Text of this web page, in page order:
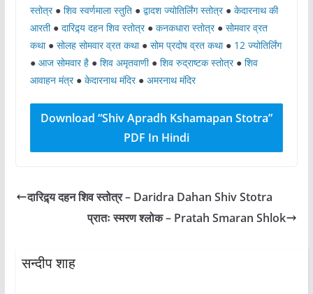
स्तोत्र● शिव स्वर्णमाला स्तुति● द्वादश ज्योतिर्लिंग स्तोत्र● केदारनाथ की
आरती● दारिद्र्य दहन शिव स्तोत्र● कनकधारा स्तोत्र● सोमवार व्रत
कथा● सोलह सोमवार व्रत कथा● सोम प्रदोष व्रत कथा● 12 ज्योतिर्लिंग
● आज सोमवार है● शिव अमृतवाणी● शिव रुद्राष्टक स्तोत्र● शिव
आवाहन मंत्र● केदारनाथ मंदिर● अमरनाथ मंदिर
Download “Shiv Apradh Kshamapan Stotra”
PDF In Hindi
दारिद्र्य दहन शिव स्तोत्र – Daridra Dahan Shiv Stotra
प्रातः स्मरण श्लोक – Pratah Smaran Shlok
सन्दीप शाह